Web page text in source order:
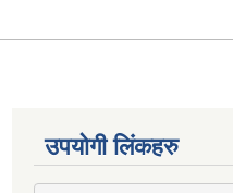
उपयोगी लिंकहरु